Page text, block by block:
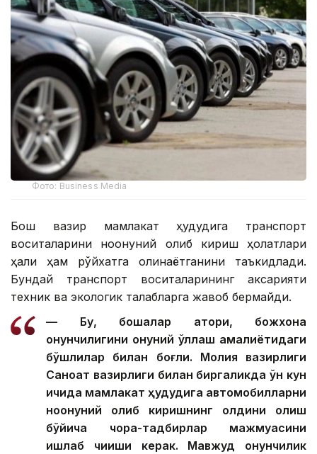
Фото: Business Media
Бош вазир мамлакат ҳудудига транспорт
воситаларини ноқонуний олиб кириш ҳолатлари
ҳали ҳам рўйхатга олинаётганини таъкидлади.
Бундай транспорт воситаларининг аксарияти
техник ва экологик талабларга жавоб бермайди.
— Бу, бошқалар қатори, божхона
қонунчилигини қонуний қўллаш амалиётидаги
бўшлиқлар билан боғлиқ. Молия вазирлиги
Саноат вазирлиги билан биргаликда ўн кун
ичида мамлакат ҳудудига автомобилларни
ноқонуний олиб киришнинг олдини олиш
бўйича чора-тадбирлар мажмуасини
ишлаб чиқиши керак. Мавжуд қонунчилик